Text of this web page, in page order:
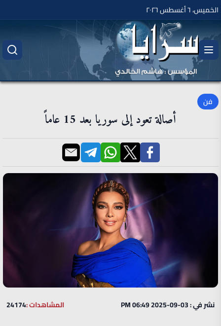
الخميس، ٦ أغسطس ٢٠٢٦
فن
أصالة تعود إلى سوريا بعد 15 عاماً
نشر في : 03-09-2025 06:49 PM المشاهدات :24174